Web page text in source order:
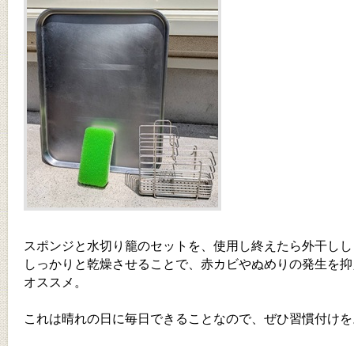
スポンジと水切り籠のセットを、使用し終えたら外干し
しっかりと乾燥させることで、赤カビやぬめりの発生を
オススメ。
これは晴れの日に毎日できることなので、ぜひ習慣付け